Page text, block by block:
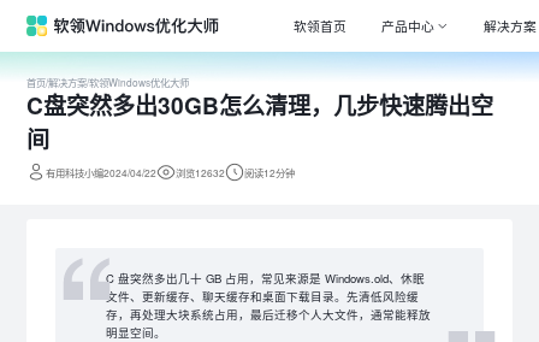
软领首页 产品中心
Windows
专注清理
解决方案
首页/解决方案/软领Windows优化大师
C盘突然多出30GB怎么清理，几步快速腾出空
间
有用科技小编2024/04/22 浏览12632 阅读12分钟
C 盘突然多出几十 GB 占用，常见来源是 Windows.old、休眠
文件、更新缓存、聊天缓存和桌面下载目录。先清低风险缓
存，再处理大块系统占用，最后迁移个人大文件，通常能释放
明显空间。